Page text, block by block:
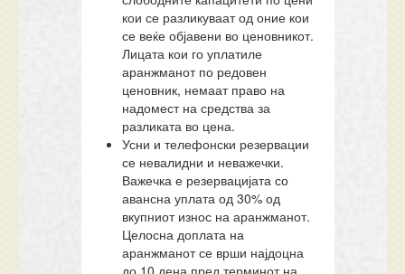
кои се разликуваат од оние кои
се веќе објавени во ценовникот.
Лицата кои го уплатиле
аранжманот по редовен
ценовник, немаат право на
надомест на средства за
разликата во цена.
Усни и телефонски резервации
се невалидни и неважечки.
Важечка е резервацијата со
авансна уплата од 30% од
вкупниот износ на аранжманот.
Целосна доплата на
аранжманот се врши најдоцна
до 10 дена пред терминот на